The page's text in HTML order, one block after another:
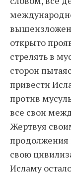
открыто
стрелять в
сторон
привести
против
все свои
Жертвуя
продолжения
свою
Исламу